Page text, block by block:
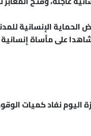
الحماية الإنسانية
على مأساة
اليوم نفاد كميات